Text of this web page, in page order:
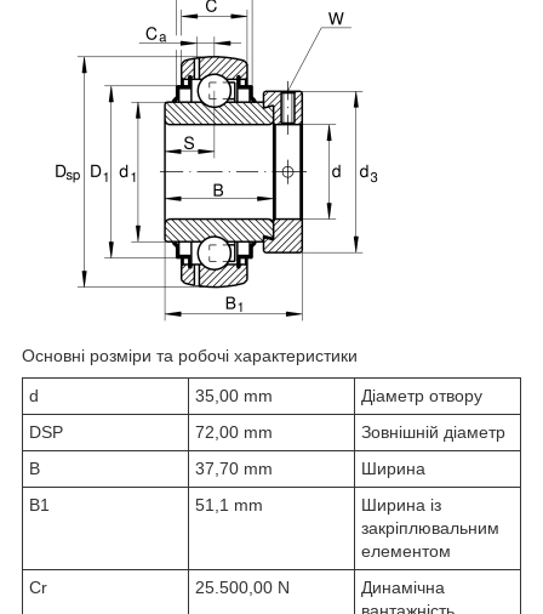
Основні розміри та робочі характеристики
d 35,00 mm
Діаметр отвору
DSP 72,00 mm
Зовнішній діаметр
B
37,70 mm
Ширина
B1 51,1 mm
Ширина із
закріплювальним
елементом
Cr 25.500,00 N
Динамічна
вантажність,